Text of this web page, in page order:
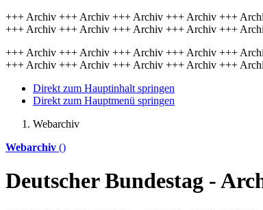
+++ Archiv +++ Archiv +++ Archiv +++ Archiv +++
+++ Archiv +++ Archiv +++ Archiv +++ Archiv +++
+++ Archiv +++ Archiv +++ Archiv +++ Archiv +++
+++ Archiv +++ Archiv +++ Archiv +++ Archiv +++
Direkt zum Hauptinhalt springen
Direkt zum Hauptmenü springen
Webarchiv
Webarchiv ()
Deutscher Bundestag -